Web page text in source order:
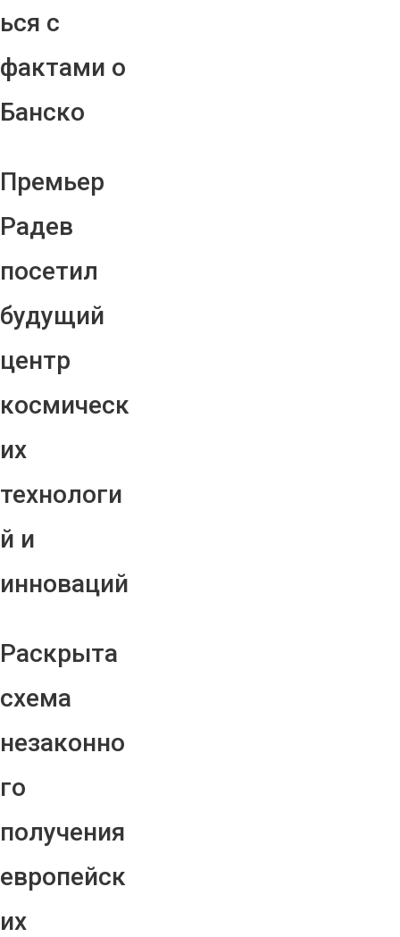
ься с
фактами о
Банско
Премьер
Радев
посетил
будущий
центр
космическ
их
технологи
й и
инноваций
Раскрыта
схема
незаконно
го
получения
европейск
их